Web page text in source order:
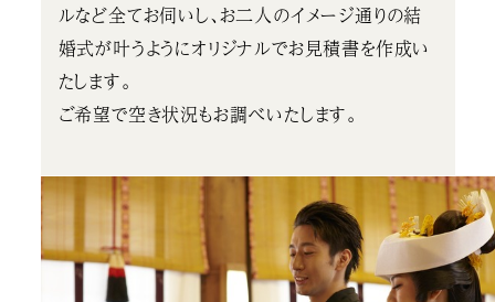
ルなど全てお伺いし、お二人のイメージ通りの結
婚式が叶うようにオリジナルでお見積書を作成い
たします。
ご希望で空き状況もお調べいたします。